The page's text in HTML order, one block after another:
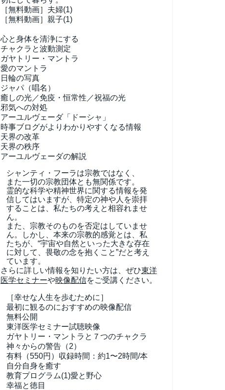
［無料動画］夫婦(1)
［無料動画］親子(1)
心と身体を清浄にする
チャクラと波動測定
ガヤトリー・マントラ
愛のマントラ
日輪の写真
ジャパ（唱名）
癒しの光／免疫・恒常性／祝福の光
邪気への対処
アーユルヴェーダ「ドーシャ」
時事ブログがよりわかりやすくなる情報
天界の改革
天界の秩序
アーユルヴェーダの解説
シャンティ・フーラは宗教ではなく、
また一切の宗教団体とも無関係です。
霊的な科学や精神世界に関する情報を発
信してはいますが、特定の神や人を崇拝
することは、私たちの考えと相容れませ
ん。
また、宗教そのものを否定はしていませ
ん。しかし、本来の宗教的感覚とは、私
たちが、“宇宙や自然といった大きな存在
に対して、畏敬の念を抱くこと”だと考え
ています。
さらに詳しい情報を知りたい方は、ぜひ東洋
医学セミナーや映像配信をご受講ください。
［幸せな人生を歩むために］
最初に観るのにおすすめの映像配信
無料公開
東洋医学セミナー試聴映像
ガヤトリー・マントラと７つのチャクラ
神々からの警告（2）
有料（550円） 収録時間：約1〜2時間/本
自分自身を癒す
教育プログラム(1)愛と野心
幸福と徳目